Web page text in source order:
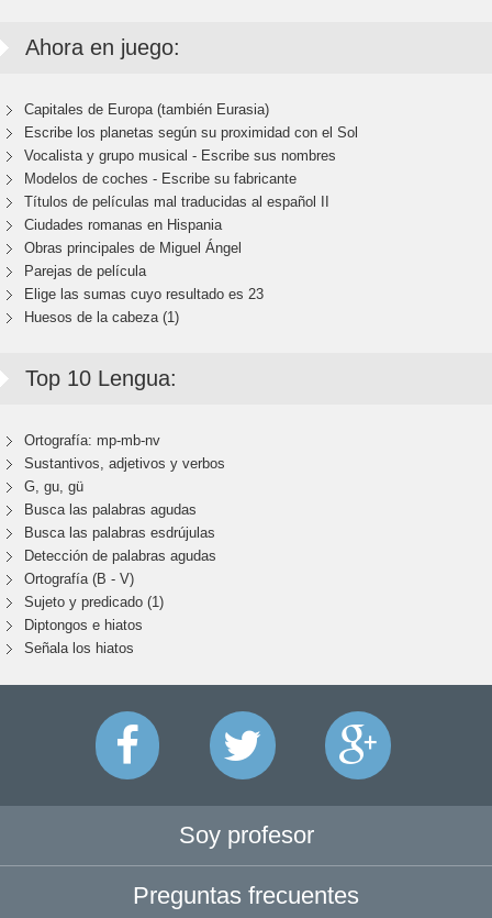
Ahora en juego:
Capitales de Europa (también Eurasia)
Escribe los planetas según su proximidad con el Sol
Vocalista y grupo musical - Escribe sus nombres
Modelos de coches - Escribe su fabricante
Títulos de películas mal traducidas al español II
Ciudades romanas en Hispania
Obras principales de Miguel Ángel
Parejas de película
Elige las sumas cuyo resultado es 23
Huesos de la cabeza (1)
Top 10 Lengua:
Ortografía: mp-mb-nv
Sustantivos, adjetivos y verbos
G, gu, gü
Busca las palabras agudas
Busca las palabras esdrújulas
Detección de palabras agudas
Ortografía (B - V)
Sujeto y predicado (1)
Diptongos e hiatos
Señala los hiatos
Soy profesor
Preguntas frecuentes